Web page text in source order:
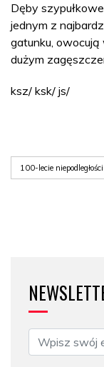
Dęby
jednym z
gatunku,
dużym
ksz/ ksk/ js/
100-lecie niepodległości